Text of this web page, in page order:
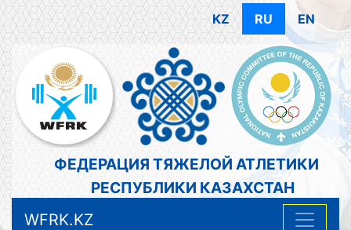
KZ RU EN
ФЕДЕРАЦИЯ ТЯЖЕЛОЙ АТЛЕТИКИ
РЕСПУБЛИКИ КАЗАХСТАН
WFRK.KZ